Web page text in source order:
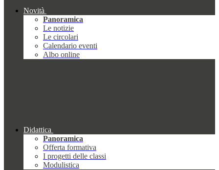
Novità
Panoramica
Le notizie
Le circolari
Calendario eventi
Albo online
Didattica
Panoramica
Offerta formativa
I progetti delle classi
Modulistica